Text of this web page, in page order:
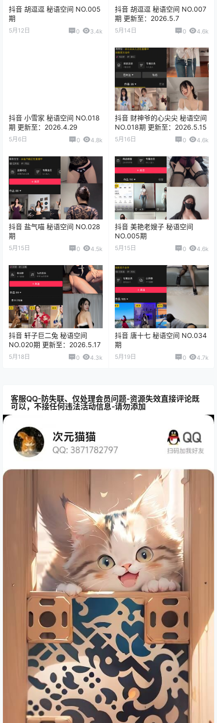
抖音 胡逗逗 秘语空间 NO.005
期
5月12日 0 3.4k
抖音 胡逗逗 秘语空间 NO.007
期 更新至：2026.5.7
5月14日 0 4.6k
抖音 小雪家 秘语空间 NO.018
期 更新至：2026.4.29
5月6日 0 4.8k
抖音 财神爷的心尖尖 秘语空间
NO.018期 更新至：2026.5.15
5月16日 0 4.6k
抖音 盐气喵 秘语空间 NO.028
期
5月15日 0 4.5k
抖音 美艳老嫂子 秘语空间
NO.005期
5月15日 0 4.6k
抖音 轩子巨二兔 秘语空间
NO.020期 更新至：2026.5.17
5月18日 0 4.3k
抖音 唐十七 秘语空间 NO.034
期
5月19日 0 4.7k
客服QQ-防失联、仅处理会员问题-资源失效直接评论既
可以，不接任何违法活动信息-请勿添加